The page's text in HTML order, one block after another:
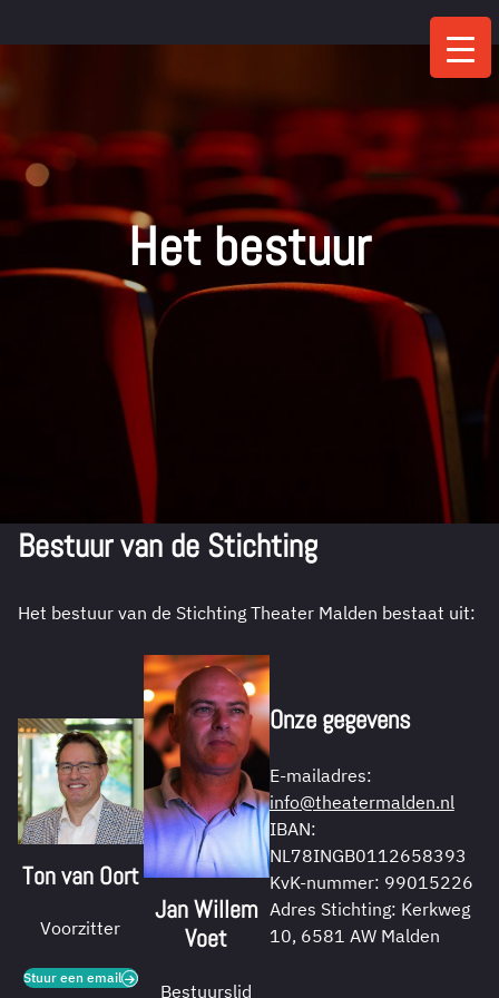
inhoud
Het bestuur
Bestuur van de Stichting
Het bestuur van de Stichting Theater Malden bestaat uit:
Ton van Oort
Voorzitter
Stuur een email
Jan Willem
Voet
Bestuurslid
Onze gegevens
E-mailadres:
info@theatermalden.nl
IBAN:
NL78INGB0112658393
KvK-nummer: 99015226
Adres Stichting: Kerkweg
10, 6581 AW Malden